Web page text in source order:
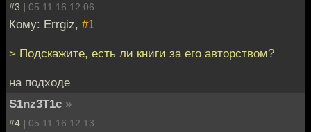
#3 | 05.11.16 12:06
Кому: Errgiz, #1
> Подскажите, есть ли книги за его авторством?
на подходе
S1nz3T1c »
#4 | 05.11.16 12:13